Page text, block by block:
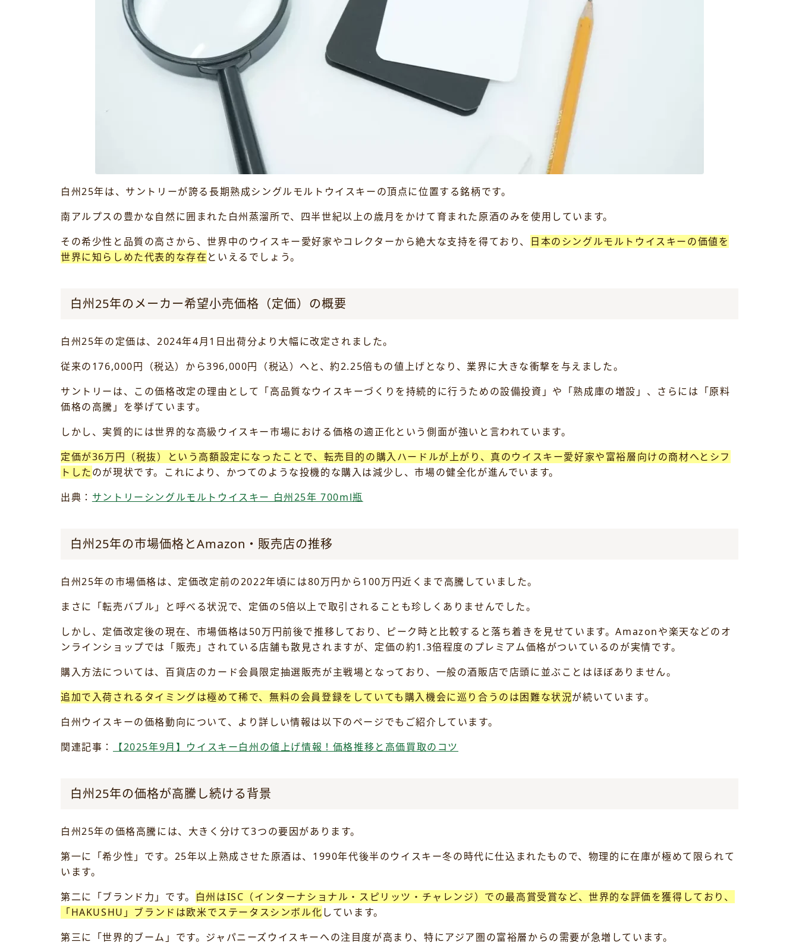
白州25年は、サントリーが誇る長期熟成シングルモルトウイスキーの頂点に位置する銘柄です。
南アルプスの豊かな自然に囲まれた白州蒸溜所で、四半世紀以上の歳月をかけて育まれた原酒のみを使用しています。
その希少性と品質の高さから、世界中のウイスキー愛好家やコレクターから絶大な支持を得ており、 日本のシングルモルトウイスキーの価値を
世界に知らしめた代表的な存在 といえるでしょう。
白州25年のメーカー希望小売価格（定価）の概要
白州25年の定価は、2024年4月1日出荷分より大幅に改定されました。
従来の176,000円（税込）から396,000円（税込）へと、約2.25倍もの値上げとなり、業界に大きな衝撃を与えました。
サントリーは、この価格改定の理由として「高品質なウイスキーづくりを持続的に行うための設備投資」や「熟成庫の増設」、さらには「原料
価格の高騰」を挙げています。
しかし、実質的には世界的な高級ウイスキー市場における価格の適正化という側面が強いと言われています。
定価が36万円（税抜）という高額設定になったことで、転売目的の購入ハードルが上がり、真のウイスキー愛好家や富裕層向けの商材へとシフ
トしたのが現状です。これにより、かつてのような投機的な購入は減少し、市場の健全化が進んでいます。
出典： サントリーシングルモルトウイスキー 白州25年 700ml瓶
白州25年の市場価格とAmazon・販売店の推移
白州25年の市場価格は、定価改定前の2022年頃には80万円から100万円近くまで高騰していました。
まさに「転売バブル」と呼べる状況で、定価の5倍以上で取引されることも珍しくありませんでした。
しかし、定価改定後の現在、市場価格は50万円前後で推移しており、ピーク時と比較すると落ち着きを見せています。Amazonや楽天などのオ
ンラインショップでは「販売」されている店舗も散見されますが、定価の約1.3倍程度のプレミアム価格がついているのが実情です。
購入方法については、百貨店のカード会員限定抽選販売が主戦場となっており、一般の酒販店で店頭に並ぶことはほぼありません。
追加で入荷されるタイミングは極めて稀で、無料の会員登録をしていても購入機会に巡り合うのは困難な状況が続いています。
白州ウイスキーの価格動向について、より詳しい情報は以下のページでもご紹介しています。
関連記事：
【2025年9月】ウイスキー白州の値上げ情報！価格推移と高価買取のコツ
白州25年の価格が高騰し続ける背景
白州25年の価格高騰には、大きく分けて3つの要因があります。
第一に「希少性」です。25年以上熟成させた原酒は、1990年代後半のウイスキー冬の時代に仕込まれたもので、物理的に在庫が極めて限られて
います。
第二に「ブランド力」です。 白州はISC（インターナショナル・スピリッツ・チャレンジ）での最高賞受賞など、世界的な評価を獲得しており、
「HAKUSHU」ブランドは欧米でステータスシンボル化しています。
第三に「世界的ブーム」です。ジャパニーズウイスキーへの注目度が高まり、特にアジア圏の富裕層からの需要が急増しています。